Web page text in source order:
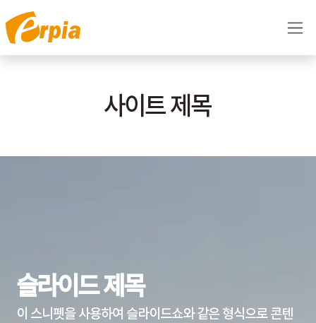
콘텐츠로 건너뛰기
사이트 제목
슬라이드 제목
이 스니펫을 사용하여 슬라이드쇼와 같은 형식으로 콘텐